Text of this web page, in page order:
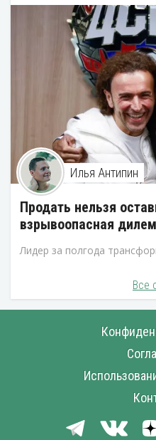
Илья Антипин
Продать нельзя
взрывоопасная
Лидер за полгода
Все